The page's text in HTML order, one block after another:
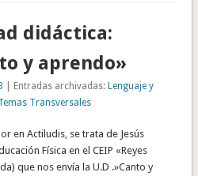
didáctica:
y aprendo»
| Entradas archivadas:Lenguaje y
Transversales
en Actiludis, se trata de Jesús
Física en el CEIP «Reyes
que nos envía la U.D .»Canto y